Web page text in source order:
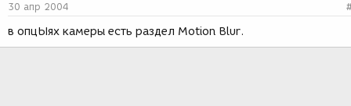
30 апр 2004
в опцЫях камеры есть раздел Motion Blur.